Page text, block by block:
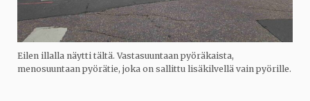
Eilen illalla näytti tältä. Vastasuuntaan pyöräkaista,
menosuuntaan pyörätie, joka on sallittu lisäkilvellä vain pyörille.